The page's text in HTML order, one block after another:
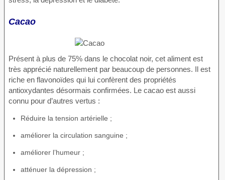
Cacao
Présent à plus de 75% dans le chocolat noir, cet aliment est
très apprécié naturellement par beaucoup de personnes. Il est
riche en flavonoïdes qui lui confèrent des propriétés
antioxydantes désormais confirmées. Le cacao est aussi
connu pour d’autres vertus :
Réduire la tension artérielle ;
améliorer la circulation sanguine ;
améliorer l’humeur ;
atténuer la dépression ;